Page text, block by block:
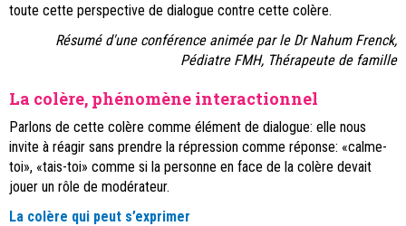
toute cette perspective de dialogue contre cette colère.
Résumé d'une conférence animée par le Dr Nahum Frenck,
Pédiatre FMH, Thérapeute de famille
La colère, phénomène interactionnel
Parlons de cette colère comme élément de dialogue: elle nous
invite à réagir sans prendre la répression comme réponse: «calme-
toi», «tais-toi» comme si la personne en face de la colère devait
jouer un rôle de modérateur.
La colère qui peut s’exprimer